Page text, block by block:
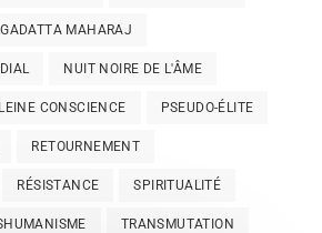
MAHARAJ
NUIT NOIRE DE L'ÂME
CONSCIENCE PSEUDO-ÉLITE
RETOURNEMENT
RÉSISTANCE SPIRITUALITÉ
TRANSMUTATION